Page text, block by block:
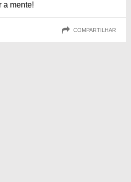
a mente!
COMPARTILHAR